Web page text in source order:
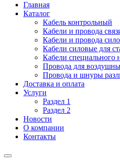
Главная
Каталог
Кабель контрольный
Кабели и провода
Кабели и провода
Кабели силовые для
Кабели специального
Провода для
Провода и шнуры
Доставка и оплата
Услуги
Раздел 1
Раздел 2
Новости
О компании
Контакты